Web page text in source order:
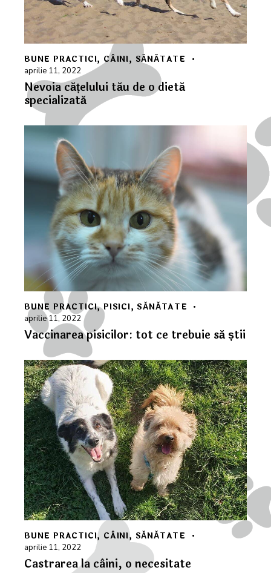
BUNE PRACTICI, CÂINI, SĂNĂTATE
aprilie 11, 2022
Nevoia cățelului tău de o dietă
specializată
BUNE PRACTICI,PISICI, SĂNĂTATE
aprilie 11, 2022
Vaccinarea pisicilor: tot ce trebuie să știi
BUNE PRACTICI, CÂINI, SĂNĂTATE
aprilie 11, 2022
Castrarea la câini, o necesitate